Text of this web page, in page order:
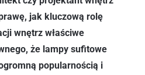
jak kluczową rolę
wnętrz właściwe
że lampy sufitowe
popularnością i